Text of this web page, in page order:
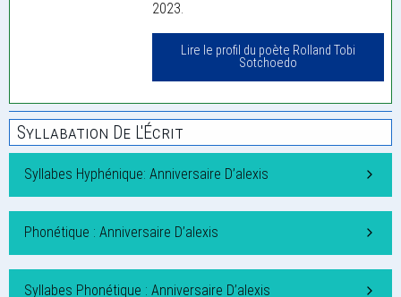
2023.
Lire le profil du poète Rolland Tobi
Sotchoedo
Syllabation De L'Écrit
Syllabes Hyphénique: Anniversaire D’alexis
Phonétique : Anniversaire D’alexis
Syllabes Phonétique : Anniversaire D’alexis